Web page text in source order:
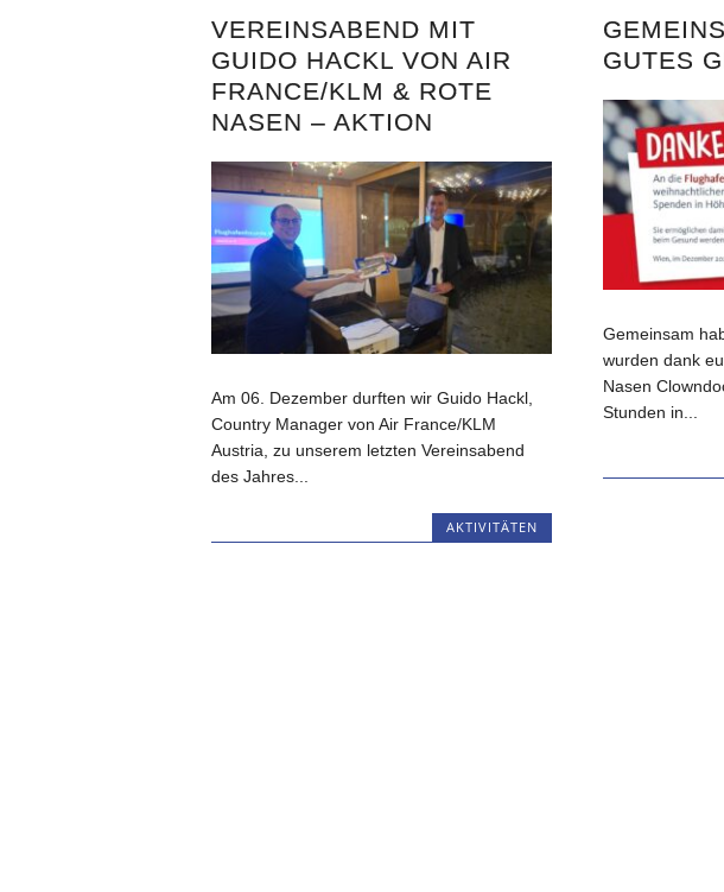
VEREINSABEND MIT
GUIDO HACKL VON AIR
FRANCE/KLM & ROTE
NASEN – AKTION
Am 06. Dezember durften wir Guido Hackl,
Country Manager von Air France/KLM
Austria, zu unserem letzten Vereinsabend
des Jahres...
AKTIVITÄTEN
GUTES
Gemeinsam
wurden dank
Nasen
Stunden in...